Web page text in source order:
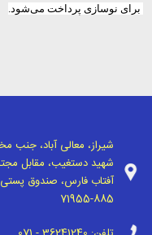
برای نوسازی پرداخت می‌شود
شیراز، معالی آباد، جنب
شهید دستغیب، مقابل
آفتاب فارس، صندوق
71955-885